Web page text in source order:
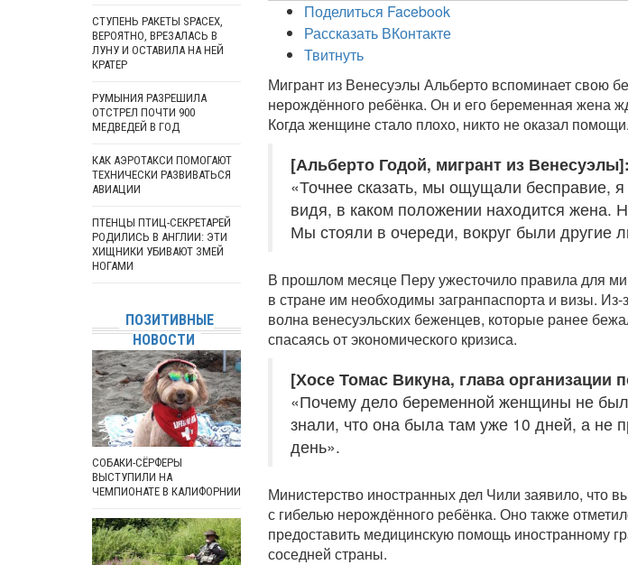
Поделиться Facebook
Рассказать ВКонтакте
Твитнуть
Мигрант из Венесуэлы Альберто вспоминает свою
нерождённого ребёнка. Он и его беременная жена
Когда женщине стало плохо, никто не оказал помощи.
[Альберто Годой, мигрант из Венесуэлы]:
«Точнее сказать, мы ощущали бесправие, я
видя, в каком положении находится жена.
Мы стояли в очереди, вокруг были другие
В прошлом месяце Перу ужесточило правила для
в стране им необходимы загранпаспорта и визы. Из-
волна венесуэльских беженцев, которые ранее
спасаясь от экономического кризиса.
[Хосе Томас Викуна, глава организации
«Почему дело беременной женщины не
знали, что она была там уже 10 дней, а не
день».
Министерство иностранных дел Чили заявило, что
с гибелью нерождённого ребёнка. Оно также
предоставить медицинскую помощь иностранному
соседней страны.
СТУПЕНЬ РАКЕТЫ SPACEX,
ВЕРОЯТНО, ВРЕЗАЛАСЬ В
ЛУНУ И ОСТАВИЛА НА НЕЙ
КРАТЕР
РУМЫНИЯ РАЗРЕШИЛА
ОТСТРЕЛ ПОЧТИ 900
МЕДВЕДЕЙ В ГОД
КАК АЭРОТАКСИ ПОМОГАЮТ
ТЕХНИЧЕСКИ РАЗВИВАТЬСЯ
АВИАЦИИ
ПТЕНЦЫ ПТИЦ-СЕКРЕТАРЕЙ
РОДИЛИСЬ В АНГЛИИ: ЭТИ
ХИЩНИКИ УБИВАЮТ ЗМЕЙ
НОГАМИ
ПОЗИТИВНЫЕ
НОВОСТИ
СОБАКИ-СЁРФЕРЫ
ВЫСТУПИЛИ НА
ЧЕМПИОНАТЕ В КАЛИФОРНИИ